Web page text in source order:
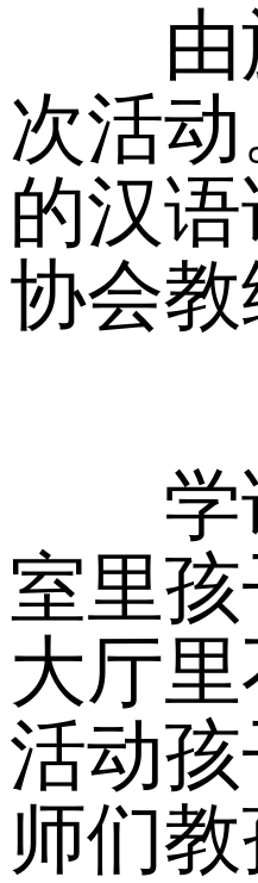
由旅
次活
的汉
协会
学讲
室里
大厅
活动
师们